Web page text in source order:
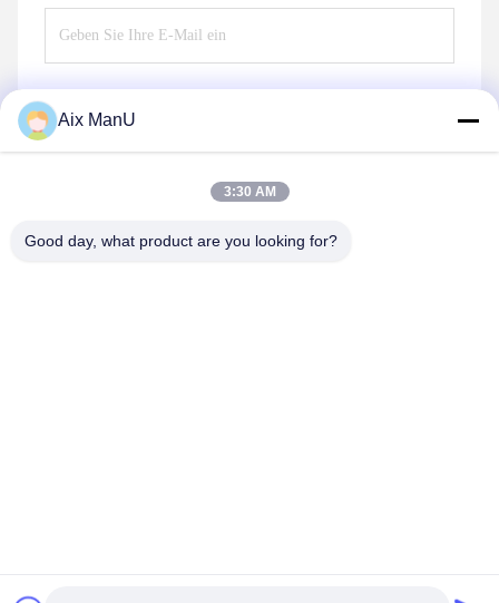
Urheberrecht © 2021-2026 YIXING HUADING MACHINERY
Aix ManU
3:30 AM
Good day, what product are you looking for?